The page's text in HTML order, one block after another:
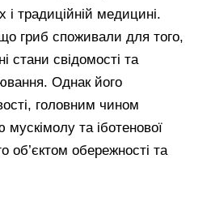
традиційній медицині.
гриб споживали для того,
стани свідомості та
Однак його
головним чином
мускімолу та іботенової
об’єктом обережності та